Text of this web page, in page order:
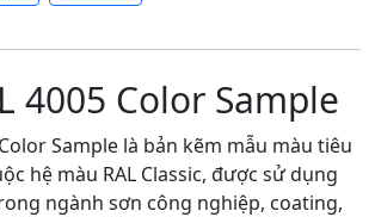
4005 Color Sample
Sample là bản kẽm mẫu màu tiêu
hệ màu RAL Classic, được sử dụng
ngành sơn công nghiệp, coating,